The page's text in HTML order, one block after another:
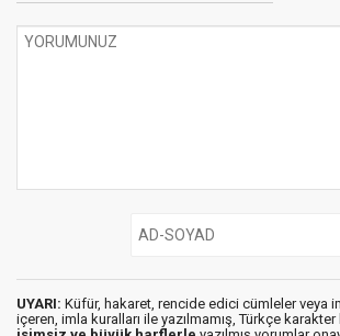
UYARI: Küfür, hakaret, rencide edici cümleler veya
içeren, imla kuralları ile yazılmamış, Türkçe karakter